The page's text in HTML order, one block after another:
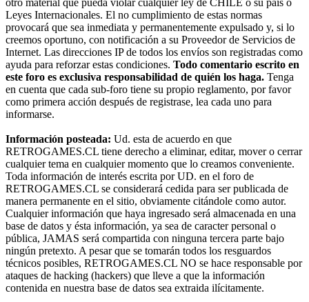
otro material que pueda violar cualquier ley de CHILE o su país o
Leyes Internacionales. El no cumplimiento de estas normas
provocará que sea inmediata y permanentemente expulsado y, si lo
creemos oportuno, con notificación a su Proveedor de Servicios de
Internet. Las direcciones IP de todos los envíos son registradas como
ayuda para reforzar estas condiciones. Todo comentario escrito en
este foro es exclusiva responsabilidad de quién los haga. Tenga
en cuenta que cada sub-foro tiene su propio reglamento, por favor
como primera acción después de registrase, lea cada uno para
informarse.
Información posteada: Ud. esta de acuerdo en que
RETROGAMES.CL tiene derecho a eliminar, editar, mover o cerrar
cualquier tema en cualquier momento que lo creamos conveniente.
Toda información de interés escrita por UD. en el foro de
RETROGAMES.CL se considerará cedida para ser publicada de
manera permanente en el sitio, obviamente citándole como autor.
Cualquier información que haya ingresado será almacenada en una
base de datos y ésta información, ya sea de caracter personal o
pública, JAMAS será compartida con ninguna tercera parte bajo
ningún pretexto. A pesar que se tomarán todos los resguardos
técnicos posibles, RETROGAMES.CL NO se hace responsable por
ataques de hacking (hackers) que lleve a que la información
contenida en nuestra base de datos sea extraida ilícitamente.